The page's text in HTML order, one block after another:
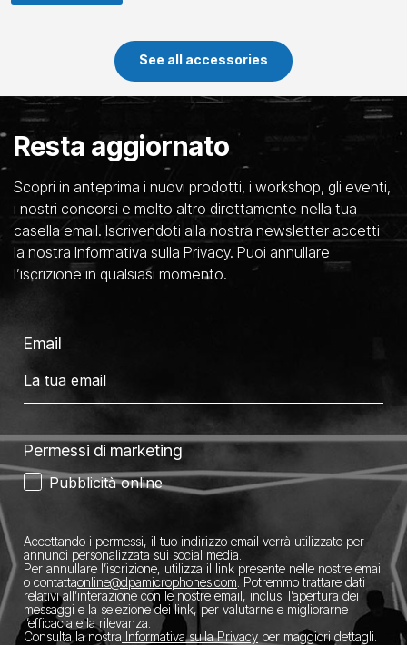
See all accessories
Resta aggiornato
Scopri in anteprima i nuovi prodotti, i workshop, gli eventi,
i nostri concorsi e molto altro direttamente nella tua
casella email. Iscrivendoti alla nostra newsletter accetti
la nostra Informativa sulla Privacy. Puoi annullare
l’iscrizione in qualsiasi momento.
Email
Permessi di marketing
Pubblicità online
Accettando i permessi, il tuo indirizzo email verrà utilizzato per
annunci personalizzata sui social media.
Per annullare l’iscrizione, utilizza il link presente nelle nostre email
o contatta​online@dpamicrophones.com . Potremmo trattare dati
relativi all’interazione con le nostre email, inclusi l’apertura dei
messaggi e la selezione dei link, per valutarne e migliorarne
l’efficacia e la rilevanza.
Consulta la nostra Informativa sulla Privacy per maggiori dettagli.